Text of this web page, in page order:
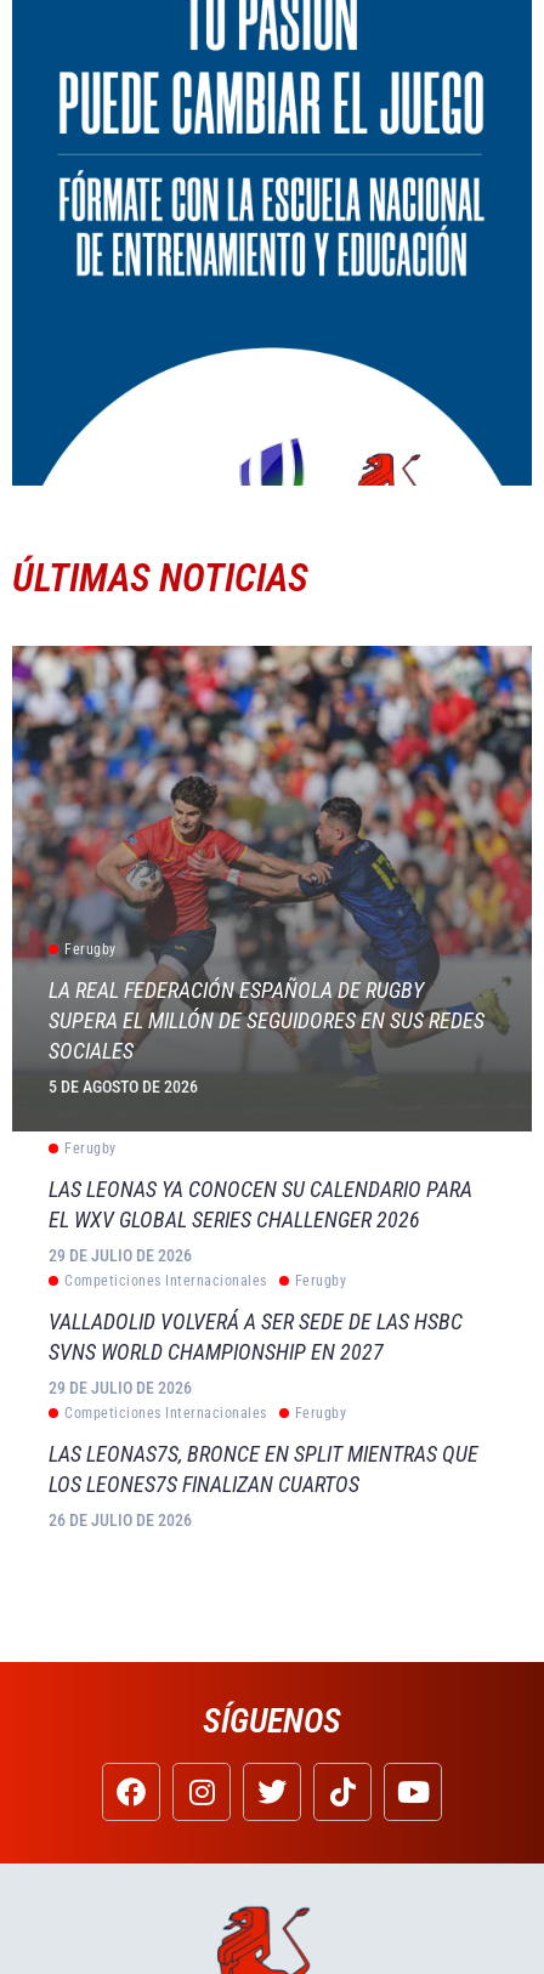
ÚLTIMAS NOTICIAS
Ferugby
LA REAL FEDERACIÓN ESPAÑOLA DE RUGBY
SUPERA EL MILLÓN DE SEGUIDORES EN SUS REDES
SOCIALES
5 DE AGOSTO DE 2026
Ferugby
LAS LEONAS YA CONOCEN SU CALENDARIO PARA
EL WXV GLOBAL SERIES CHALLENGER 2026
29 DE JULIO DE 2026
Competiciones Internacionales Ferugby
VALLADOLID VOLVERÁ A SER SEDE DE LAS HSBC
SVNS WORLD CHAMPIONSHIP EN 2027
29 DE JULIO DE 2026
Competiciones Internacionales Ferugby
LAS LEONAS7S, BRONCE EN SPLIT MIENTRAS QUE
LOS LEONES7S FINALIZAN CUARTOS
26 DE JULIO DE 2026
SÍGUENOS